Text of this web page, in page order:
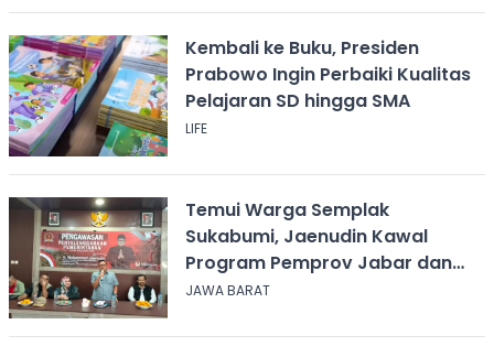
Kembali ke Buku, Presiden
Prabowo Ingin Perbaiki Kualitas
Pelajaran SD hingga SMA
LIFE
Temui Warga Semplak
Sukabumi, Jaenudin Kawal
Program Pemprov Jabar dan
Serap Aspirasi
JAWA BARAT